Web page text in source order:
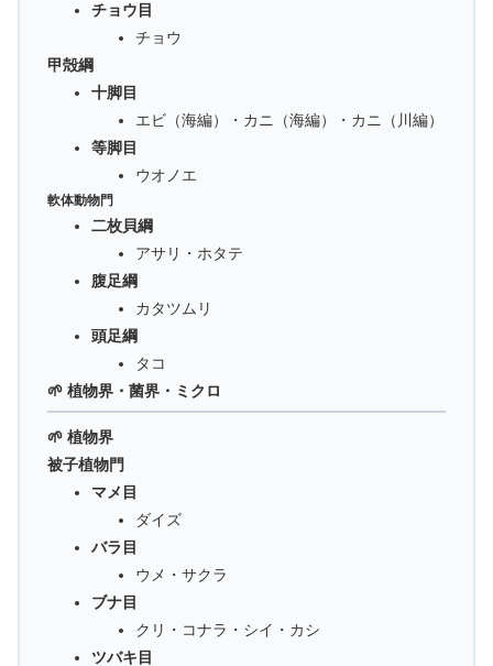
チョウ目
チョウ
甲殻綱
十脚目
エビ（海編）・カニ（海編）・カニ（川編）
等脚目
ウオノエ
軟体動物門
二枚貝綱
アサリ・ホタテ
腹足綱
カタツムリ
頭足綱
タコ
🌱 植物界・菌界・ミクロ
🌱 植物界
被子植物門
マメ目
ダイズ
バラ目
ウメ・サクラ
ブナ目
クリ・コナラ・シイ・カシ
ツバキ目